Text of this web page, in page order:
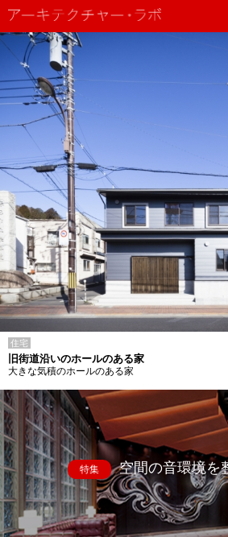
住宅
旧街道沿いのホールのある家
大きな気積のホールのある家
特集 空間の音環境を